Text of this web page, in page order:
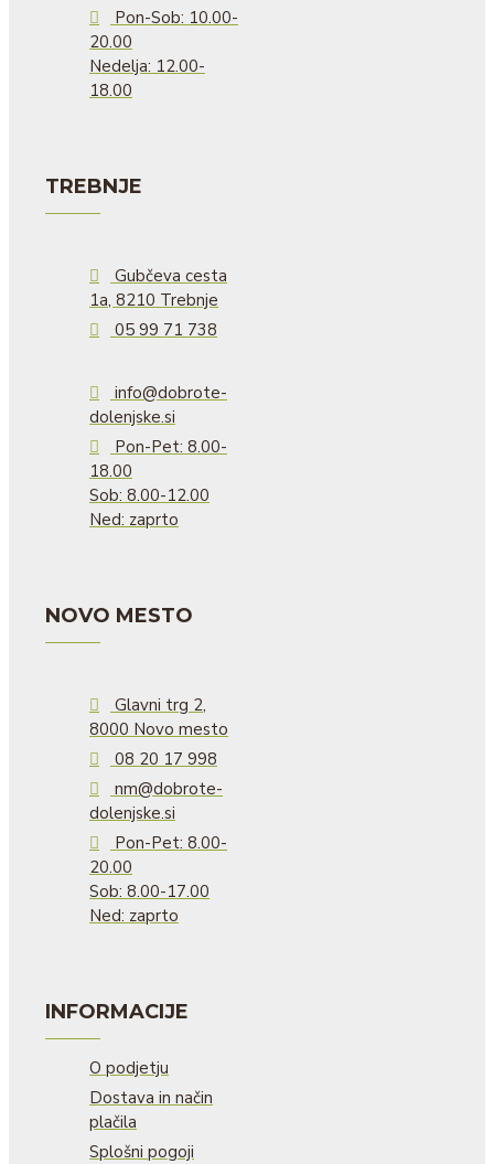
Pon-Sob: 10.00-
20.00
Nedelja: 12.00-
18.00
TREBNJE
Gubčeva cesta
1a, 8210 Trebnje
05 99 71 738
info@dobrote-
dolenjske.si
Pon-Pet: 8.00-
18.00
Sob: 8.00-12.00
Ned: zaprto
NOVO MESTO
Glavni trg 2,
8000 Novo mesto
08 20 17 998
nm@dobrote-
dolenjske.si
Pon-Pet: 8.00-
20.00
Sob: 8.00-17.00
Ned: zaprto
INFORMACIJE
O podjetju
Dostava in način
plačila
Splošni pogoji